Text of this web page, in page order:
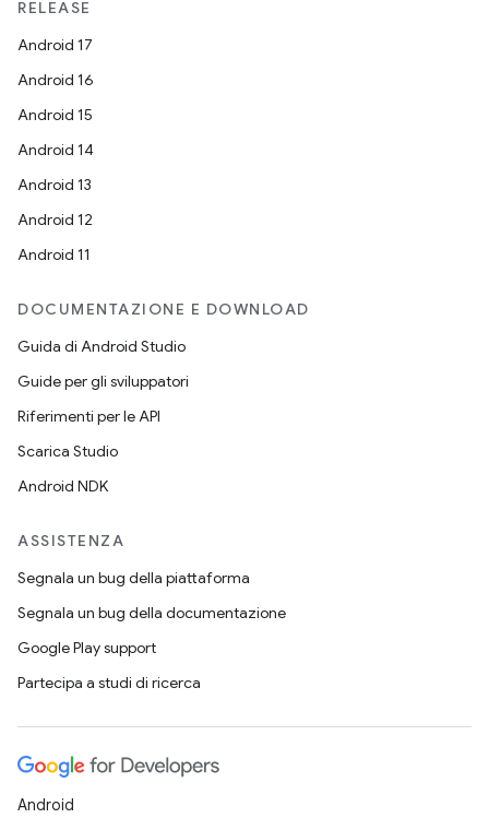
RELEASE
Android 17
Android 16
Android 15
Android 14
Android 13
Android 12
Android 11
DOCUMENTAZIONE E DOWNLOAD
Guida di Android Studio
Guide per gli sviluppatori
Riferimenti per le API
Scarica Studio
Android NDK
ASSISTENZA
Segnala un bug della piattaforma
Segnala un bug della documentazione
Google Play support
Partecipa a studi di ricerca
Android